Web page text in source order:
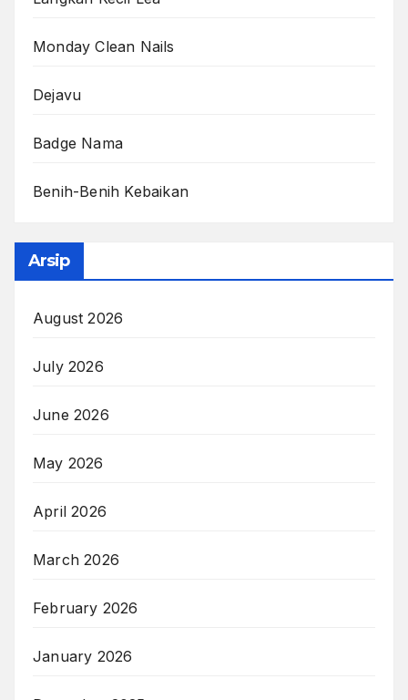
Monday Clean Nails
Dejavu
Badge Nama
Benih-Benih Kebaikan
Arsip
August 2026
July 2026
June 2026
May 2026
April 2026
March 2026
February 2026
January 2026